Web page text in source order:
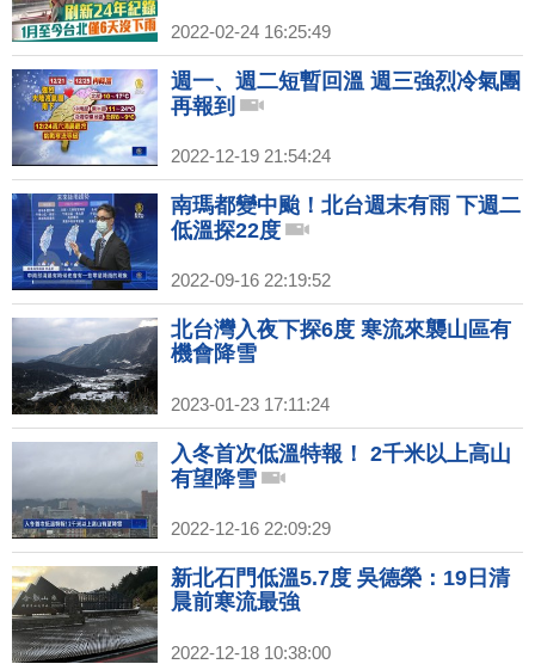
2022-02-24 16:25:49
週一、週二短暫回溫 週三強烈冷氣團
再報到
2022-12-19 21:54:24
南瑪都變中颱！北台週末有雨 下週二
低溫探22度
2022-09-16 22:19:52
北台灣入夜下探6度 寒流來襲山區有
機會降雪
2023-01-23 17:11:24
入冬首次低溫特報！ 2千米以上高山
有望降雪
2022-12-16 22:09:29
新北石門低溫5.7度 吳德榮：19日清
晨前寒流最強
2022-12-18 10:38:00